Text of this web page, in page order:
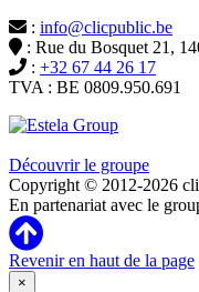
: info@clicpublic.be
: Rue du Bosquet 21,
: +32 67 44 26 17
TVA : BE 0809.950.691
Découvrir le groupe
Copyright © 2012-2026
En partenariat avec le
Revenir en haut de la page
×